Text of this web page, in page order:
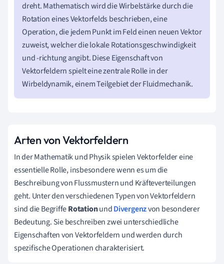
dreht. Mathematisch wird die Wirbelstärke durch die
Rotation eines Vektorfelds beschrieben, eine
Operation, die jedem Punkt im Feld einen neuen Vektor
zuweist, welcher die lokale Rotationsgeschwindigkeit
und -richtung angibt. Diese Eigenschaft von
Vektorfeldern spielt eine zentrale Rolle in der
Wirbeldynamik, einem Teilgebiet der Fluidmechanik.
Arten von Vektorfeldern
In der Mathematik und Physik spielen Vektorfelder eine
essentielle Rolle, insbesondere wenn es um die
Beschreibung von Flussmustern und Kräfteverteilungen
geht. Unter den verschiedenen Typen von Vektorfeldern
sind die BegriffeRotationundDivergenzvon besonderer
Bedeutung. Sie beschreiben zwei unterschiedliche
Eigenschaften von Vektorfeldern und werden durch
spezifische Operationen charakterisiert.